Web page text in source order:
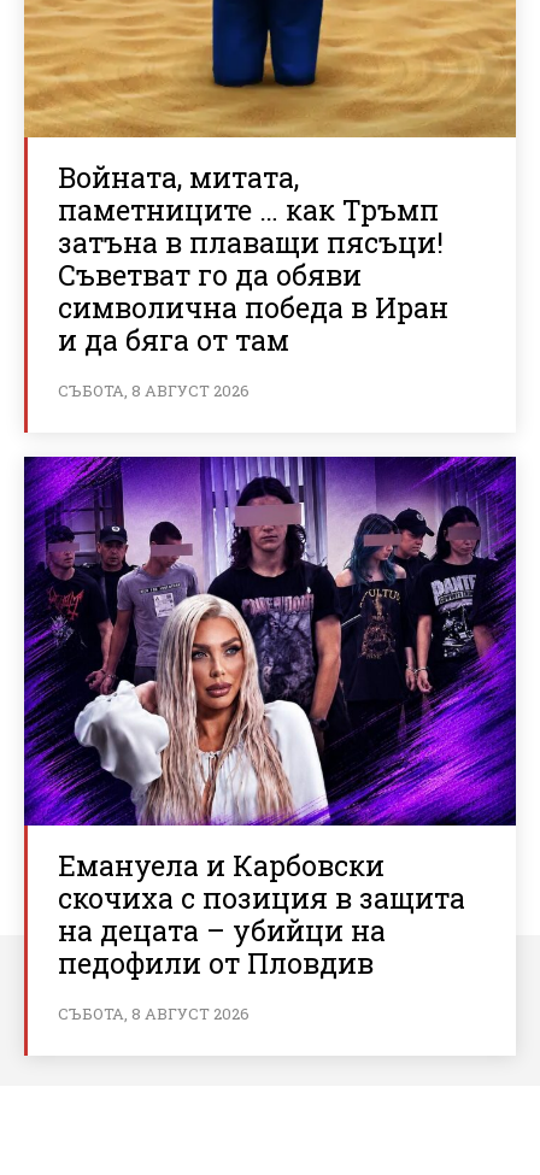
Войната, митата,
паметниците … как Тръмп
затъна в плаващи пясъци!
Съветват го да обяви
символична победа в Иран
и да бяга от там
СЪБОТА, 8 АВГУСТ 2026
Емануела и Карбовски
скочиха с позиция в защита
на децата – убийци на
педофили от Пловдив
СЪБОТА, 8 АВГУСТ 2026